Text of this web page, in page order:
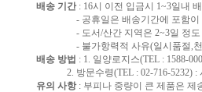
배송 기간 : 16시 이전 입금시 1~3일내
- 공휴일은 배송기간에 포함이
- 도서/산간 지역은 2~3일 정도
- 불가항력적 사유(일시품절,천재
배송 방법 : 1. 일양로지스(TEL : 1588-
2. 방문수령(TEL : 02-716-5232) :
유의 사항: 부피나 중량이 큰 제품은 제